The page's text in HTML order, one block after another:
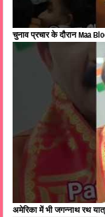
चुनाव प्रचार के दौरान Maa
अमेरिका में भी जगन्नाथ रथ